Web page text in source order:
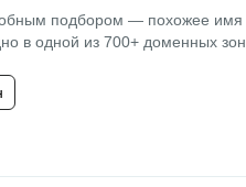
подбором — похожее имя
в одной из 700+ доменных зон.